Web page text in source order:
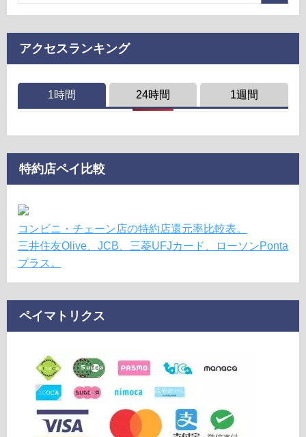
アクセスランキング
1時間 24時間 1週間
特約店ペイ比較
コンビニ・チェーン店の特約店還元率比較表。
三井住友Olive、JCB、三菱UFJカード、ローソンPonta
プラス。
ペイマトリクス